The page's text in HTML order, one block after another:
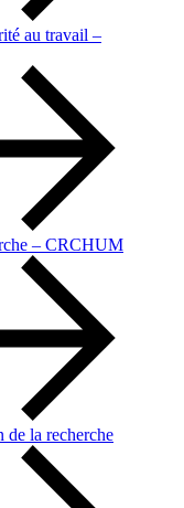
au travail –
– CRCHUM
de la recherche